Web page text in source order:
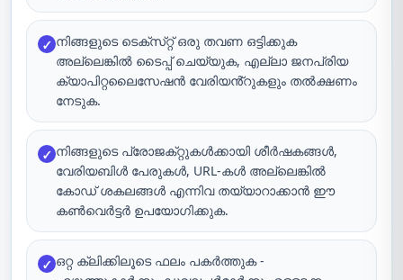
✓ നിങ്ങളുടെ ടെക്‌സ്‌റ്റ് ഒരു തവണ ഒട്ടിക്കുക
അല്ലെങ്കിൽ ടൈപ്പ് ചെയ്യുക, എല്ലാ ജനപ്രിയ
ക്യാപിറ്റലൈസേഷൻ വേരിയൻ്റുകളും തൽക്ഷണം
നേടുക.
✓ നിങ്ങളുടെ പ്രോജക്‌റ്റുകൾക്കായി ശീർഷകങ്ങൾ,
വേരിയബിൾ പേരുകൾ, URL-കൾ അല്ലെങ്കിൽ
കോഡ് ശകലങ്ങൾ എന്നിവ തയ്യാറാക്കാൻ ഈ
കൺവെർട്ടർ ഉപയോഗിക്കുക.
✓ ഒറ്റ ക്ലിക്കിലൂടെ ഫലം പകർത്തുക -